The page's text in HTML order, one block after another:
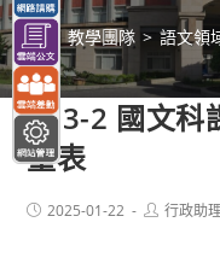
> 教學團隊 > 語文領
113-2 國文科
量表
Post2025-01-22
Post行政助理